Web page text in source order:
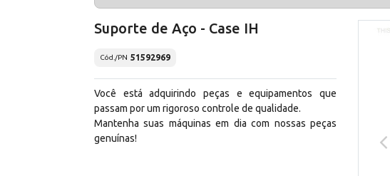
Suporte de Aço - Case IH
Cód./PN 51592969
Você está adquirindo peças e equipamentos que
passam por um rigoroso controle de qualidade.
Mantenha suas máquinas em dia com nossas peças
genuínas!